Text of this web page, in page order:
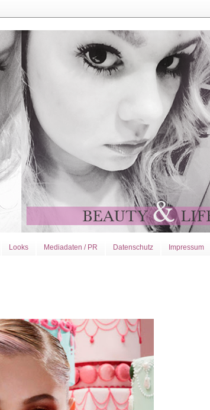
Looks Mediadaten / PR Datenschutz Impressum